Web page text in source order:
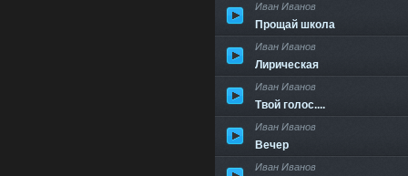
Иван Иванов
Прощай школа
Иван Иванов
Лирическая
Иван Иванов
Твой голос....
Иван Иванов
Вечер
Иван Иванов